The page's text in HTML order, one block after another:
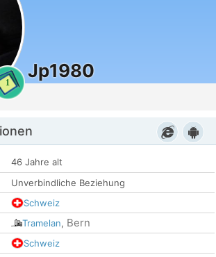
1
Jp1980
46 Jahre alt
Unverbindliche Beziehung
Schweiz
Tramelan, Bern
Schweiz